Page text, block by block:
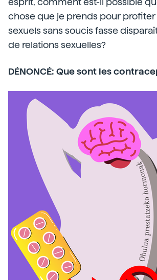
chose que je prends pour
sexuels sans soucis fasse
de relations sexuelles?
DÉNONCÉ: Que sont les